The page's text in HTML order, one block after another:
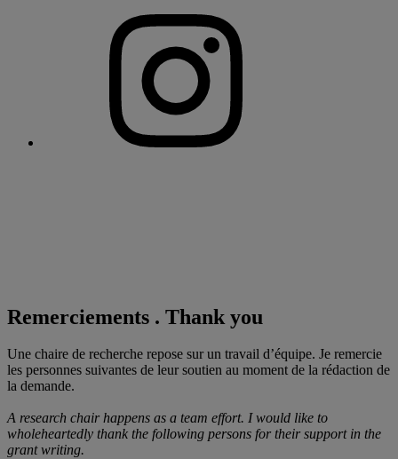
Remerciements . Thank you
Une chaire de recherche repose sur un travail d’équipe. Je remercie
les personnes suivantes de leur soutien au moment de la rédaction de
la demande.
A research chair happens as a team effort. I would like to
wholeheartedly thank the following persons for their support in the
grant writing.